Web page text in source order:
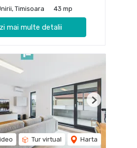
Timisoara
43 mp
mai multe detalii
Tur virtual Harta
Next